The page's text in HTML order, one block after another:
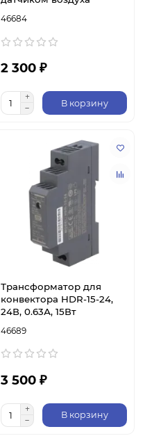
46684
2 300 ₽
В корзину
Трансформатор для
конвектора HDR-15-24,
24В, 0.63А, 15Вт
46689
3 500 ₽
В корзину